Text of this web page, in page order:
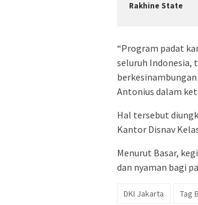
Rakhine State
“Program padat
seluruh Indonesia,
Antonius dalam
Hal tersebut
Kantor Disnav
Menurut Basar,
dan nyaman bagi
DKI Jakarta Tag